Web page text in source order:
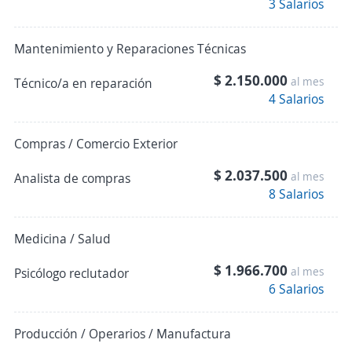
3 Salarios
Mantenimiento y Reparaciones Técnicas
Técnico/a en reparación
$ 2.150.000 al mes
4 Salarios
Compras / Comercio Exterior
Analista de compras
$ 2.037.500 al mes
8 Salarios
Medicina / Salud
Psicólogo reclutador
$ 1.966.700 al mes
6 Salarios
Producción / Operarios / Manufactura